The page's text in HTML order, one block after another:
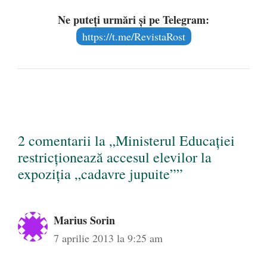
Ne puteți urmări și pe Telegram:
https://t.me/RevistaRost
2 comentarii la „Ministerul Educaţiei
restricţionează accesul elevilor la
expoziţia „cadavre jupuite””
Marius Sorin
7 aprilie 2013 la 9:25 am